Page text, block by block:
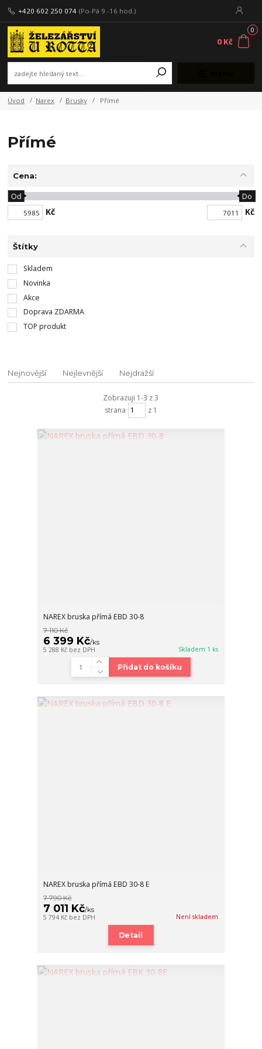
+420 602 250 074 (Po-Pá 9 -16 hod.)
0
0 Kč
Úvod Narex Brusky Přímé
Přímé
Cena:
Kč
Od Do
Kč
Štítky
Skladem
Novinka
Akce
Doprava ZDARMA
TOP produkt
Nejnovější Nejlevnější Nejdražší
Zobrazuji 1-3 z 3
strana
z 1
NAREX bruska přímá EBD 30-8
7 110 Kč
6 399 Kč/ks
5 288 Kč bez DPH Skladem 1 ks
Přidat do košíku
NAREX bruska přímá EBD 30-8 E
7 790 Kč
7 011 Kč/ks
5 794 Kč bez DPH Není skladem
Detail